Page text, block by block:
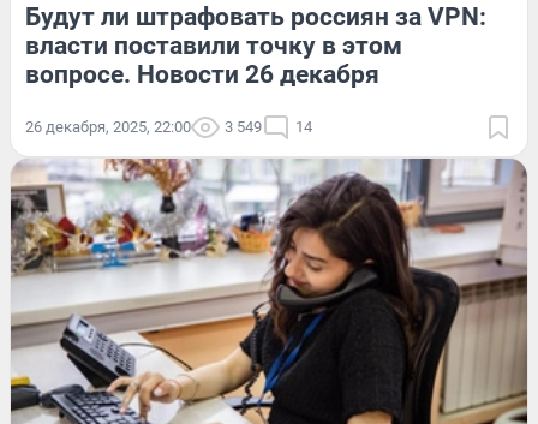
Будут ли штрафовать россиян за VPN:
власти поставили точку в этом
вопросе. Новости 26 декабря
26 декабря, 2025, 22:00 3 549 14